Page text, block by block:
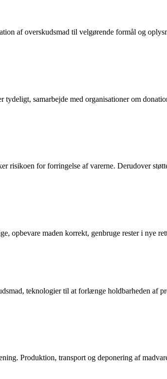
af overskudsmad til velgørende formål og
samarbejde med organisationer om
risikoen for forringelse af varerne. Derudover
opbevare maden korrekt, genbruge rester i nye
teknologier til at forlænge holdbarheden af
Produktion, transport og deponering af